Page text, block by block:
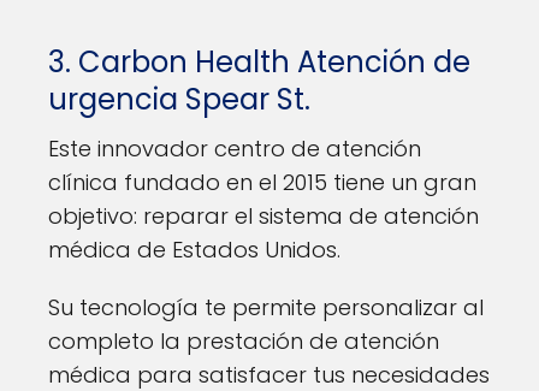
3. Carbon Health Atención de
urgencia Spear St.
Este innovador centro de atención
clínica fundado en el 2015 tiene un gran
objetivo: reparar el sistema de atención
médica de Estados Unidos.
Su tecnología te permite personalizar al
completo la prestación de atención
médica para satisfacer tus necesidades